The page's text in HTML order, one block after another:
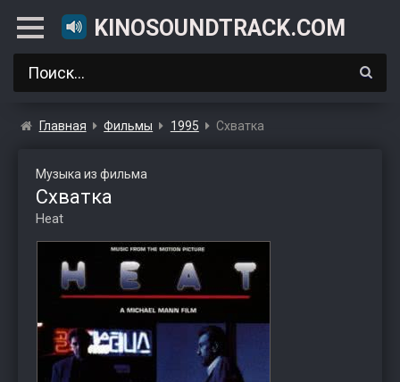
KINOSOUNDTRACK.COM
Главная Фильмы 1995 Схватка
Музыка из фильма
Схватка
Heat